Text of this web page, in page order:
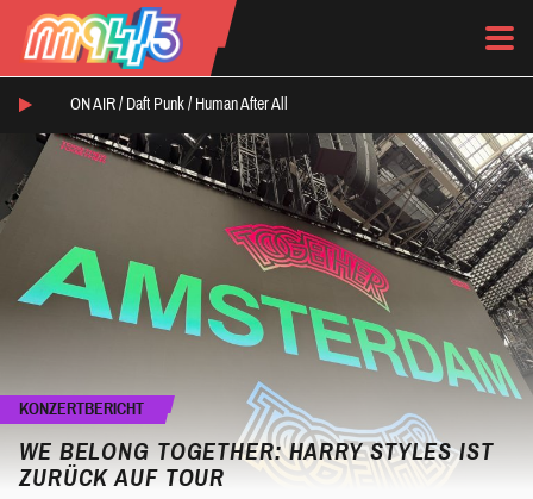
ON AIR / Daft Punk / Human After All
KONZERTBERICHT
WE BELONG TOGETHER: HARRY STYLES IST
ZURÜCK AUF TOUR